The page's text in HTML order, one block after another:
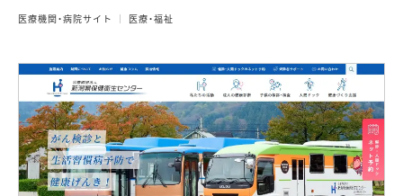
医療機関・病院サイト 医療・福祉